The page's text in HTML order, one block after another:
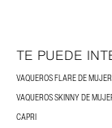
TE PUEDE
VAQUEROS FLARE DE MUJER
VAQUEROS SKINNY DE
CAPRI